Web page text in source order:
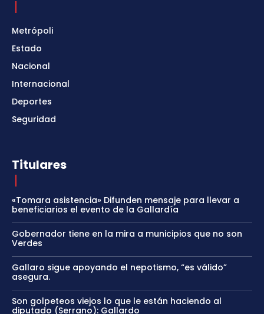
Metrópoli
Estado
Nacional
Internacional
Deportes
Seguridad
Titulares
«Tomara asistencia» Difunden mensaje para llevar a
beneficiarios el evento de la Gallardía
Gobernador tiene en la mira a municipios que no son
Verdes
Gallaro sigue apoyando el nepotismo, “es válido”
asegura.
Son golpeteos viejos lo que le están haciendo al
diputado (Serrano): Gallardo